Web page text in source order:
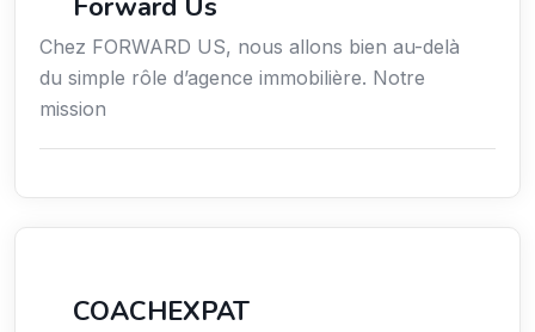
Forward Us
Chez FORWARD US, nous allons bien au-delà
du simple rôle d’agence immobilière. Notre
mission
COACHEXPAT